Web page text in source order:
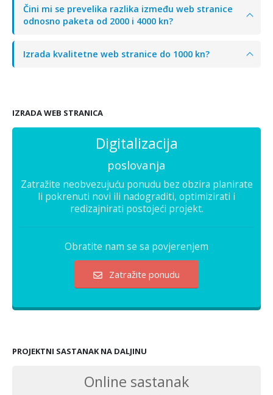
Čini mi se prevelika razlika između web stranice
odnosno paketa od 2000 i 4000 kn?
Izrada kvalitetne web stranice do 1000 kn?
IZRADA WEB STRANICA
Digitalizacija
poslovanja
Zatražite neobvezujuću ponudu bez obzira planirate
li pokrenuti novi ili nadograditi, optimizirati i
redizajnirati postojeći projekt.
Obratite nam se sa povjerenjem
Zatražite ponudu
PROJEKTNI SASTANAK NA DALJINU
Online sastanak